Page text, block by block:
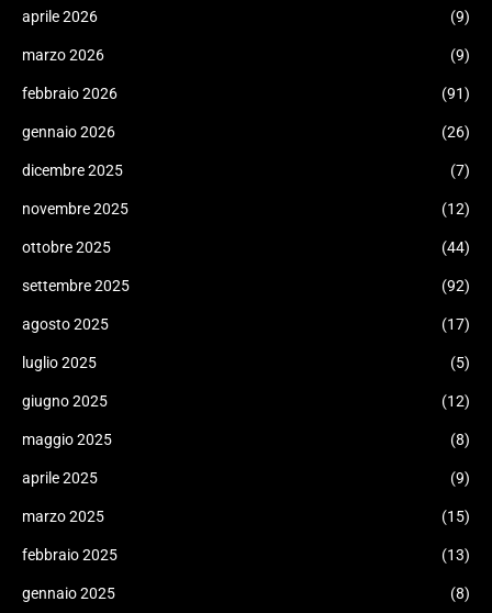
aprile 2026 (9)
marzo 2026 (9)
febbraio 2026 (91)
gennaio 2026 (26)
dicembre 2025 (7)
novembre 2025 (12)
ottobre 2025 (44)
settembre 2025 (92)
agosto 2025 (17)
luglio 2025 (5)
giugno 2025 (12)
maggio 2025 (8)
aprile 2025 (9)
marzo 2025 (15)
febbraio 2025 (13)
gennaio 2025 (8)